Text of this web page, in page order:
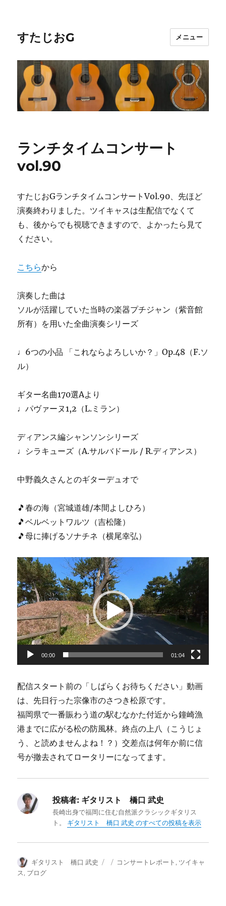
すたじおG メニュー
ランチタイムコンサート
vol.90
すたじおGランチタイムコンサートVol.90、先ほど
演奏終わりました。ツイキャスは生配信でなくて
も、後からでも視聴できますので、よかったら見て
ください。
こちらから
演奏した曲は
ソルが活躍していた当時の楽器プチジャン（紫音館
所有）を用いた全曲演奏シリーズ
♩6つの小品 「これならよろしいか？」Op.48（F.ソ
ル）
ギター名曲170選Aより
♩パヴァーヌ1,2（L.ミラン）
ディアンス編シャンソンシリーズ
♩シラキューズ（A.サルバドール / R.ディアンス）
中野義久さんとのギターデュオで
🎵春の海（宮城道雄/本間よしひろ）
🎵ベルベットワルツ（吉松隆）
🎵母に捧げるソナチネ（横尾幸弘）
動
画
プ
レ
ー
ヤ
00:00 01:04
配信スタート前の「しばらくお待ちください」動画
は、先日行った宗像市のさつき松原です。
福岡県で一番賑わう道の駅むなかた付近から鐘崎漁
港までに広がる松の防風林。終点の上八（こうじょ
う、と読めませんよね！？）交差点は何年か前に信
号が撤去されてロータリーになってます。
投稿者: ギタリスト 橋口 武史
長崎出身で福岡に住む自然派クラシックギタリス
ト。 ギタリスト 橋口 武史 のすべての投稿を表示
投
稿
ギタリスト 橋口 武史
投 カ
コンサートレポート , ツイキャ
ス, ブログ